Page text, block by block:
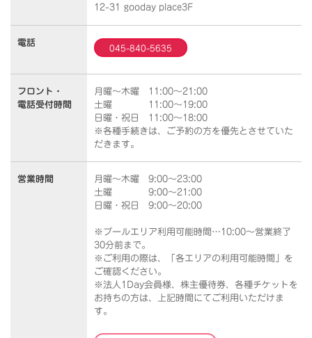
12-31 gooday place3F
電話
045-840-5635
フロント・
電話受付時間
月曜～木曜 11:00～21:00
土曜 11:00～19:00
日曜・祝日 11:00～18:00
※各種手続きは、ご予約の方を優先とさせていた
だきます。
営業時間
月曜～木曜 9:00～23:00
土曜 9:00～21:00
日曜・祝日 9:00～20:00
※プールエリア利用可能時間…10:00～営業終了
30分前まで。
※ご利用の際は、「各エリアの利用可能時間」を
ご確認ください。
※法人1Day会員様、株主優待券、各種チケットを
お持ちの方は、上記時間にてご利用いただけま
す。